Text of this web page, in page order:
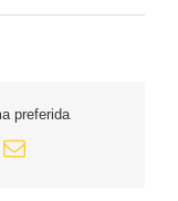
preferida
Email